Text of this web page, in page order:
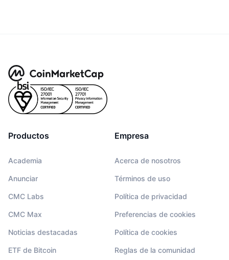
Productos
Academia
Anunciar
CMC Labs
CMC Max
Noticias destacadas
ETF de Bitcoin
Empresa
Acerca de nosotros
Términos de uso
Política de privacidad
Preferencias de cookies
Política de cookies
Reglas de la comunidad